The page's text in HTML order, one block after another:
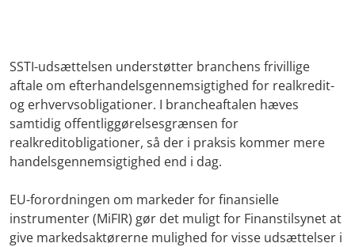
SSTI-udsættelsen understøtter branchens frivillige
aftale om efterhandelsgennemsigtighed for realkredit-
og erhvervsobligationer. I brancheaftalen hæves
samtidig offentliggørelsesgrænsen for
realkreditobligationer, så der i praksis kommer mere
handelsgennemsigtighed end i dag.
EU-forordningen om markeder for finansielle
instrumenter (MiFIR) gør det muligt for Finanstilsynet at
give markedsaktørerne mulighed for visse udsættelser i